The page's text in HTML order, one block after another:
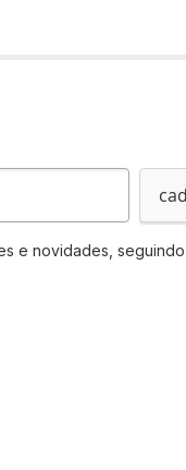
e novidades, seguindo